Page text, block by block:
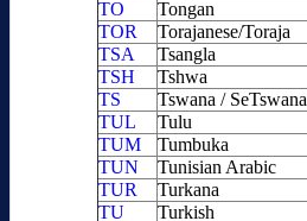
TO
Tongan
TOR
Torajanese/Toraja
TSA
Tsangla
TSH
Tshwa
TS
Tswana / SeTswana
TUL
Tulu
TUM
Tumbuka
TUN
Tunisian Arabic
TUR
Turkana
TU
Turkish